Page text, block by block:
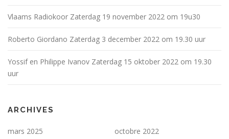
Vlaams Radiokoor Zaterdag 19 november 2022 om 19u30
Roberto Giordano Zaterdag 3 december 2022 om 19.30 uur
Yossif en Philippe Ivanov Zaterdag 15 oktober 2022 om 19.30
uur
ARCHIVES
mars 2025
octobre 2022